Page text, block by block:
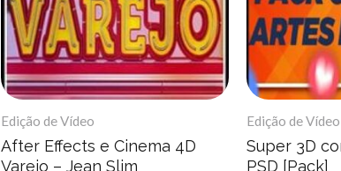
Edição de Vídeo
After Effects e Cinema 4D
Varejo – Jean Slim
Edição de Vídeo
Super 3D
PSD [Pack]